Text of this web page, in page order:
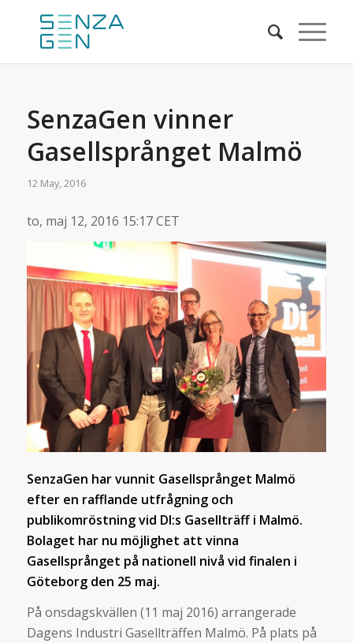
SenzaGen vinner
Gasellsprånget Malmö
12 May, 2016
to, maj 12, 2016 15:17 CET
SenzaGen har vunnit Gasellsprånget Malmö
efter en rafflande utfrågning och
publikomröstning vid DI:s Gasellträff i Malmö.
Bolaget har nu möjlighet att vinna
Gasellsprånget på nationell nivå vid finalen i
Göteborg den 25 maj.
På onsdagskvällen (11 maj 2016) arrangerade
Dagens Industri Gasellträffen Malmö. På plats på